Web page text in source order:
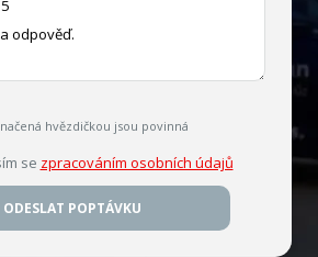
hvězdičkou jsou povinná
se zpracováním osobních údajů
ODESLAT POPTÁVKU